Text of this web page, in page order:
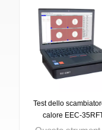
Test dello
calore EEC-
EDDYSUN